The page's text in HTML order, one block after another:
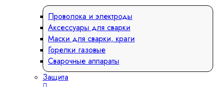
Проволока и электроды
Аксессуары для сварки
Маски для сварки, краги
Горелки газовые
Сварочные аппараты
Защита